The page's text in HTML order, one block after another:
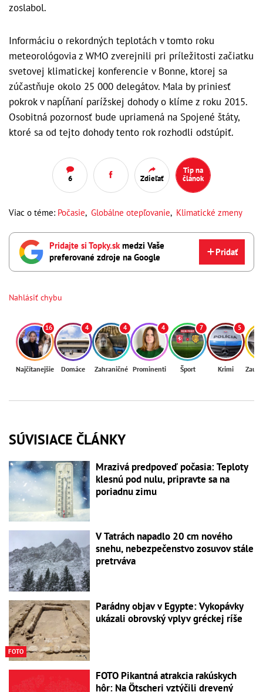
zoslabol.
Informáciu o rekordných teplotách v tomto roku
meteorológovia z WMO zverejnili pri príležitosti začiatku
svetovej klimatickej konferencie v Bonne, ktorej sa
zúčastňuje okolo 25 000 delegátov. Mala by priniesť
pokrok v napĺňaní parížskej dohody o klíme z roku 2015.
Osobitná pozornosť bude upriamená na Spojené štáty,
ktoré sa od tejto dohody tento rok rozhodli odstúpiť.
6 Zdieľať
Tip na
článok
Viac o téme: Počasie, Globálne otepľovanie, Klimatické zmeny
Pridajte si Topky.skmedzi Vaše
preferované zdroje na Google
Pridať
Nahlásiť chybu
16
Najčítanejšie
4
Domáce
4
Zahraničné
4
Prominenti
7
Šport
5
Krimi
SÚVISIACE ČLÁNKY
Mrazivá predpoveď počasia: Teploty
klesnú pod nulu, pripravte sa na
poriadnu zimu
V Tatrách napadlo 20 cm nového
snehu, nebezpečenstvo zosuvov stále
pretrváva
FOTO
Parádny objav v Egypte: Vykopávky
ukázali obrovský vplyv gréckej ríše
FOTO Pikantná atrakcia rakúskych
hôr: Na Ötscheri vztýčili drevený